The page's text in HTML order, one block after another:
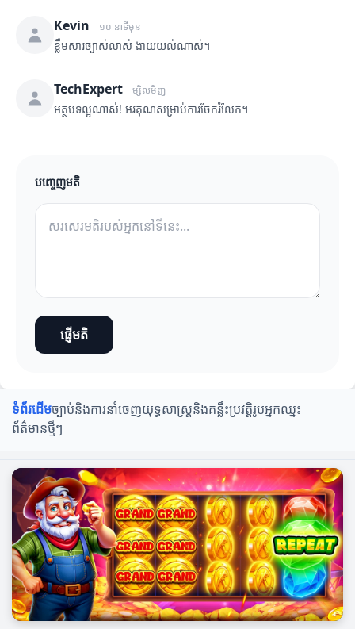
Kevin ១០ នាទីមុន
ខ្លឹមសារច្បាស់លាស់ ងាយយល់ណាស់។
TechExpert ម្សិលមិញ
អត្ថបទល្អណាស់! អរគុណសម្រាប់ការចែករំលែក។
បញ្ចេញមតិ
ផ្ញើមតិ
ទំព័រដើមច្បាប់និងការនាំចេញយុទ្ធសាស្ត្រនិងគន្លឹះប្រវត្តិរូបអ្នកឈ្នះ
ព័ត៌មានថ្មីៗ